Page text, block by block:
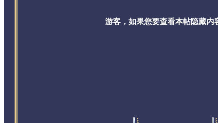
游客，如果您要查看本帖隐藏内